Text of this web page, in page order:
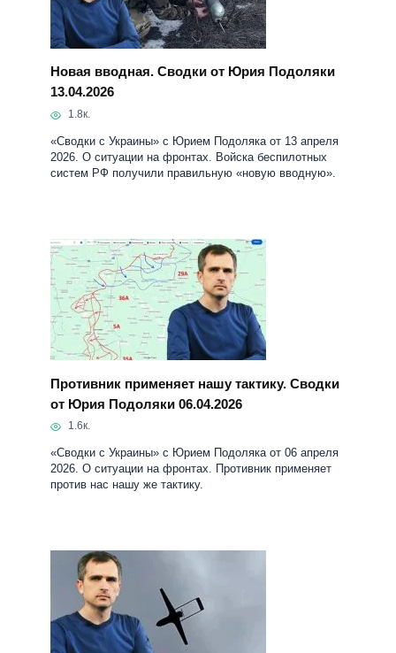
Новая вводная. Сводки от Юрия Подоляки
13.04.2026
1.8к.
«Сводки с Украины» с Юрием Подоляка от 13 апреля
2026. О ситуации на фронтах. Войска беспилотных
систем РФ получили правильную «новую вводную».
Противник применяет нашу тактику. Сводки
от Юрия Подоляки 06.04.2026
1.6к.
«Сводки с Украины» с Юрием Подоляка от 06 апреля
2026. О ситуации на фронтах. Противник применяет
против нас нашу же тактику.